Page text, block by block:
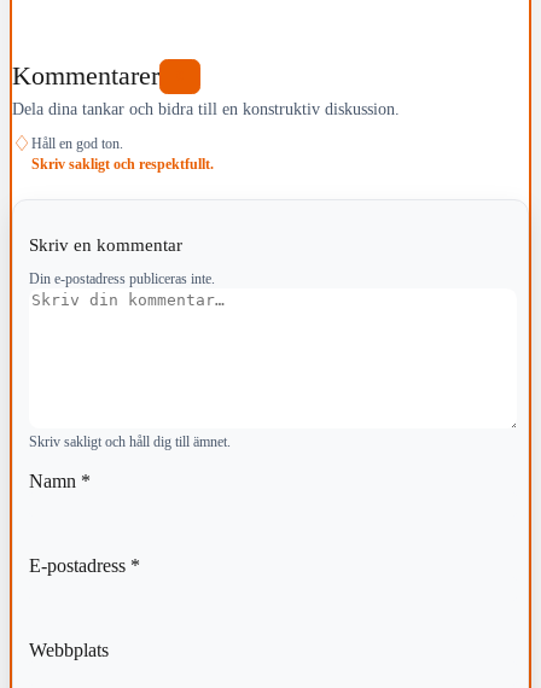
Kommentarer
Dela dina tankar och bidra till en konstruktiv diskussion.
♢ Håll en god ton.
Skriv sakligt och respektfullt.
Skriv en kommentar
Din e-postadress publiceras inte.
Kommentar
Skriv sakligt och håll dig till ämnet.
Namn *
E-postadress *
Webbplats